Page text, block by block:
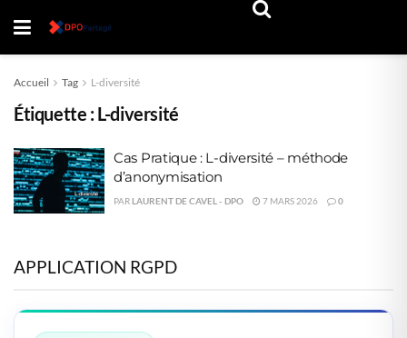
Accueil Tag L-diversité
Étiquette :L-diversité
Cas Pratique : L-diversité – méthode
d’anonymisation
PARLAURENT DE CAVEL - DPO 7 MARS 2026 0
APPLICATION RGPD